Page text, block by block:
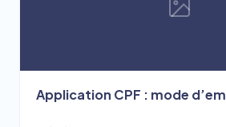
Application CPF : mode